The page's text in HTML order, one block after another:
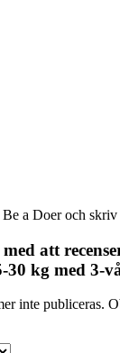
a Doer och skriv
att
30 kg med 3-
inte publiceras.